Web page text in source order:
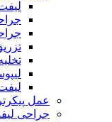
عمل
جراحی